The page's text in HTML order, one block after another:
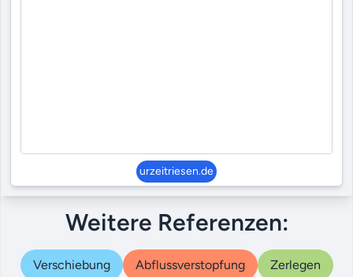
urzeitriesen.de
Weitere Referenzen:
Verschiebung Abflussverstopfung Zerlegen